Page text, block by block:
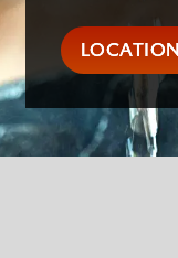
LOCATION
LOCATION